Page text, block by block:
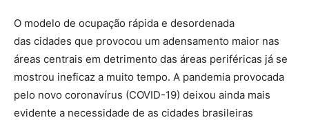
O modelo de ocupação rápida e desordenada
das cidades que provocou um adensamento maior nas
áreas centrais em detrimento das áreas periféricas já se
mostrou ineficaz a muito tempo. A pandemia provocada
pelo novo coronavírus (COVID-19) deixou ainda mais
evidente a necessidade de as cidades brasileiras